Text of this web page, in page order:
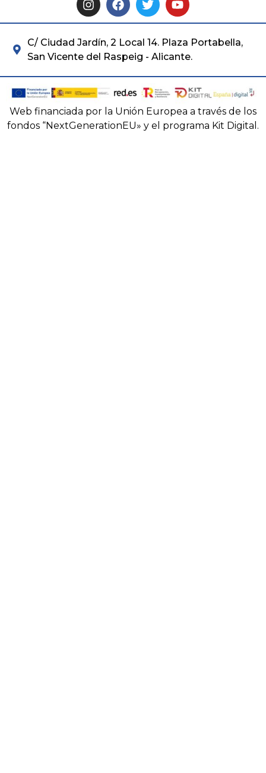
C/ Ciudad Jardín, 2 Local 14. Plaza Portabella,
San Vicente del Raspeig - Alicante.
Web financiada por la Unión Europea a través de los
fondos “NextGenerationEU» y el programa Kit Digital.